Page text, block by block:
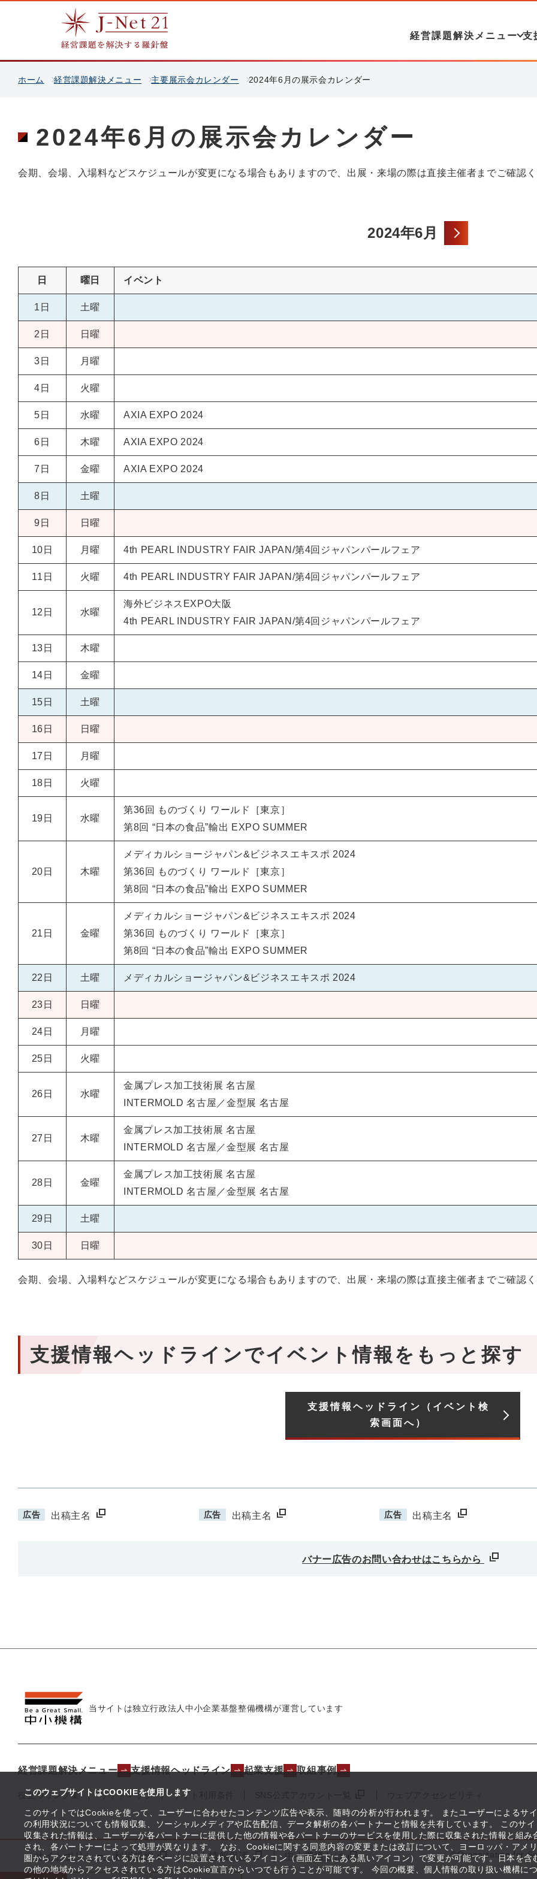
このウェブサイトはCOOKIEを使用します
このサイトではCookieを使って、ユーザーに合わせたコンテンツ広告や表示、随時の分析が行われます。 またユーザーによるサ
の利用状況についても情報収集、ソーシャルメディアや広告配信、データ解析の各パートナーと情報を共有しています。 このサ
収集された情報は、ユーザーが各パートナーに提供した他の情報や各パートナーのサービスを使用した際に収集された情報と組み
され、各パートナーによって処理が異なります。 なお、Cookieに関する同意内容の変更または改訂について、ヨーロッパ・アメ
圏からアクセスされている方は各ページに設置されているアイコン（画面左下にある黒いアイコン）で変更が可能です。日本を含
の他の地域からアクセスされている方はCookie宣言からいつでも行うことが可能です。 今回の概要、個人情報の取り扱い機構に
経営課題解決メニュー 支
ホーム 経営課題解決メニュー 主要展示会カレンダー 2024年6月の展示会カレンダー
2024年6月の展示会カレンダー
会期、会場、入場料などスケジュールが変更になる場合もありますので、出展・来場の際は直接主催者までご確認
2024年6月
日 曜日 イベント
1日 土曜
2日 日曜
3日 月曜
4日 火曜
5日 水曜 AXIA EXPO 2024
6日 木曜 AXIA EXPO 2024
7日 金曜 AXIA EXPO 2024
8日 土曜
9日 日曜
10日 月曜 4th PEARL INDUSTRY FAIR JAPAN/第4回ジャパンパールフェア
11日 火曜 4th PEARL INDUSTRY FAIR JAPAN/第4回ジャパンパールフェア
12日 水曜
海外ビジネスEXPO大阪
4th PEARL INDUSTRY FAIR JAPAN/第4回ジャパンパールフェア
13日 木曜
14日 金曜
15日 土曜
16日 日曜
17日 月曜
18日 火曜
19日 水曜
第36回 ものづくり ワールド［東京］
第8回 “日本の食品”輸出 EXPO SUMMER
20日 木曜
メディカルショージャパン&ビジネスエキスポ 2024
第36回 ものづくり ワールド［東京］
第8回 “日本の食品”輸出 EXPO SUMMER
21日 金曜
メディカルショージャパン&ビジネスエキスポ 2024
第36回 ものづくり ワールド［東京］
第8回 “日本の食品”輸出 EXPO SUMMER
22日 土曜 メディカルショージャパン&ビジネスエキスポ 2024
23日 日曜
24日 月曜
25日 火曜
26日 水曜
金属プレス加工技術展 名古屋
INTERMOLD 名古屋／金型展 名古屋
27日 木曜
金属プレス加工技術展 名古屋
INTERMOLD 名古屋／金型展 名古屋
28日 金曜
金属プレス加工技術展 名古屋
INTERMOLD 名古屋／金型展 名古屋
29日 土曜
30日 日曜
会期、会場、入場料などスケジュールが変更になる場合もありますので、出展・来場の際は直接主催者までご確認
支援情報ヘッドラインでイベント情報をもっと探す
支援情報ヘッドライン（イベント検
索画面へ）
広告 出稿主名 広告 出稿主名 広告 出稿主名
バナー広告のお問い合わせはこちらから
当サイトは独立行政法人中小企業基盤整備機構が運営しています
経営課題解決メニュー 支援情報ヘッドライン 起業支援 取組事例
役立つリンク集 サイトマップ サイト利用条件
サイトポリシー・利用規約 個人情報保護 中小機構とは ©Organization for